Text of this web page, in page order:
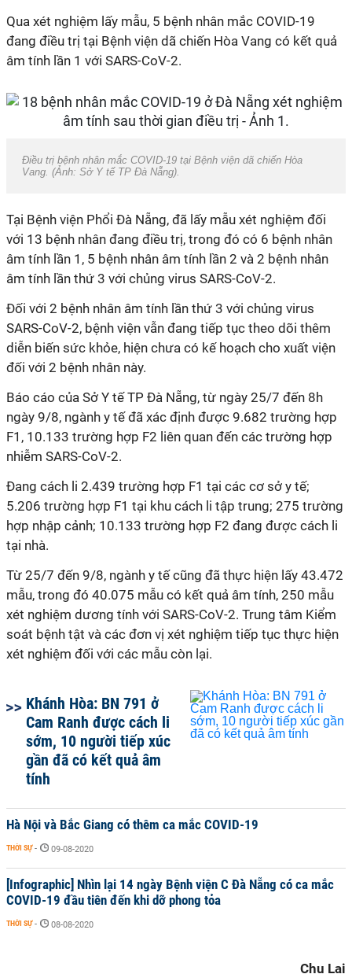
Qua xét nghiệm lấy mẫu, 5 bệnh nhân mắc COVID-19
đang điều trị tại Bệnh viện dã chiến Hòa Vang có kết quả
âm tính lần 1 với SARS-CoV-2.
Điều trị bệnh nhân mắc COVID-19 tại Bệnh viện dã chiến Hòa
Vang. (Ảnh: Sở Y tế TP Đà Nẵng).
Tại Bệnh viện Phổi Đà Nẵng, đã lấy mẫu xét nghiệm đối
với 13 bệnh nhân đang điều trị, trong đó có 6 bệnh nhân
âm tính lần 1, 5 bệnh nhân âm tính lần 2 và 2 bệnh nhân
âm tính lần thứ 3 với chủng virus SARS-CoV-2.
Đối với 2 bệnh nhân âm tính lần thứ 3 với chủng virus
SARS-CoV-2, bệnh viện vẫn đang tiếp tục theo dõi thêm
diễn biến sức khỏe, hiện chưa có kế hoạch cho xuất viện
đối với 2 bệnh nhân này.
Báo cáo của Sở Y tế TP Đà Nẵng, từ ngày 25/7 đến 8h
ngày 9/8, ngành y tế đã xác định được 9.682 trường hợp
F1, 10.133 trường hợp F2 liên quan đến các trường hợp
nhiễm SARS-CoV-2.
Đang cách li 2.439 trường hợp F1 tại các cơ sở y tế;
5.206 trường hợp F1 tại khu cách li tập trung; 275 trường
hợp nhập cảnh; 10.133 trường hợp F2 đang được cách li
tại nhà.
Từ 25/7 đến 9/8, ngành y tế cũng đã thực hiện lấy 43.472
mẫu, trong đó 40.075 mẫu có kết quả âm tính, 250 mẫu
xét nghiệm dương tính với SARS-CoV-2. Trung tâm Kiểm
soát bệnh tật và các đơn vị xét nghiệm tiếp tục thực hiện
xét nghiệm đối với các mẫu còn lại.
Khánh Hòa: BN 791 ở
Cam Ranh được cách li
sớm, 10 người tiếp xúc
gần đã có kết quả âm
tính
Hà Nội và Bắc Giang có thêm ca mắc COVID-19
THỜI SỰ - 09-08-2020
[Infographic] Nhìn lại 14 ngày Bệnh viện C Đà Nẵng có ca mắc
COVID-19 đầu tiên đến khi dỡ phong tỏa
THỜI SỰ - 08-08-2020
Chu Lai